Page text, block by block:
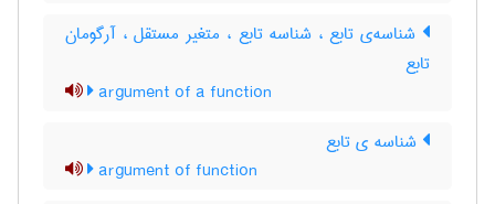
شناسه‌ی تابع ، شناسه تابع ، متغیر مستقل ، آرگومان
تابع
argument of a function
شناسه ی تابع
argument of function